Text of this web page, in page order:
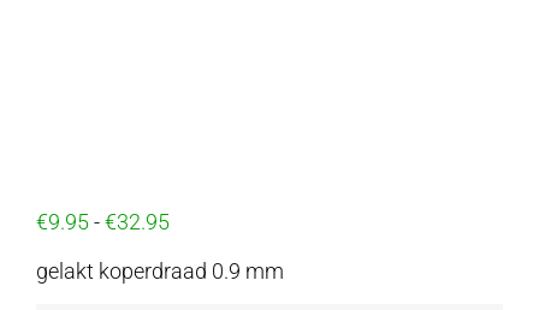
€9.95-€32.95
gelakt koperdraad 0.9 mm